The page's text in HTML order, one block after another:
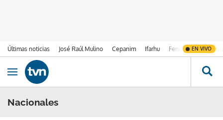
Últimas noticias José Raúl Mulino Cepanim Ifarhu Fenómeno de El
EN VIVO
Ir al contenido
Obrir navegació
Nacionales